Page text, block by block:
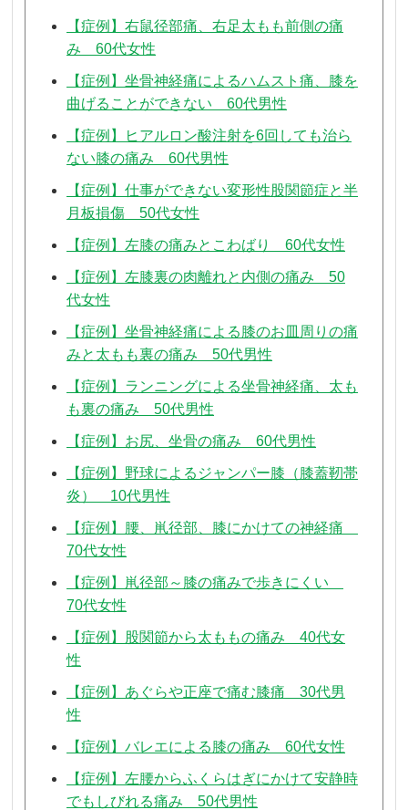
【症例】右鼠径部痛、右足太もも前側の痛
み 60代女性
【症例】坐骨神経痛によるハムスト痛、膝を
曲げることができない 60代男性
【症例】ヒアルロン酸注射を6回しても治ら
ない膝の痛み 60代男性
【症例】仕事ができない変形性股関節症と半
月板損傷 50代女性
【症例】左膝の痛みとこわばり 60代女性
【症例】左膝裏の肉離れと内側の痛み 50
代女性
【症例】坐骨神経痛による膝のお皿周りの痛
みと太もも裏の痛み 50代男性
【症例】ランニングによる坐骨神経痛、太も
も裏の痛み 50代男性
【症例】お尻、坐骨の痛み 60代男性
【症例】野球によるジャンパー膝（膝蓋靭帯
炎） 10代男性
【症例】腰、鼡径部、膝にかけての神経痛
70代女性
【症例】鼡径部～膝の痛みで歩きにくい
70代女性
【症例】股関節から太ももの痛み 40代女
性
【症例】あぐらや正座で痛む膝痛 30代男
性
【症例】バレエによる膝の痛み 60代女性
【症例】左腰からふくらはぎにかけて安静時
でもしびれる痛み 50代男性